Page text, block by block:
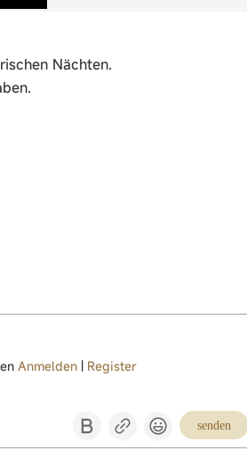
Nächten.
Anmelden | Register
senden